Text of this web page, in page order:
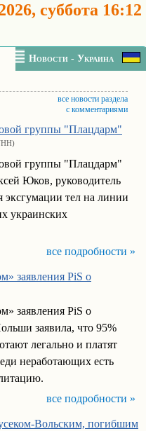
суббота 16:12
Новости - Украина
все новости раздела
с комментариями
группы "Плацдарм"
группы "Плацдарм"
Юков, руководитель
эксгумации тел на линии
украинских
все подробности »
заявления PiS о
заявления PiS о
заявила, что 95%
легально и платят
неработающих есть
все подробности »
Вольским, погибшим